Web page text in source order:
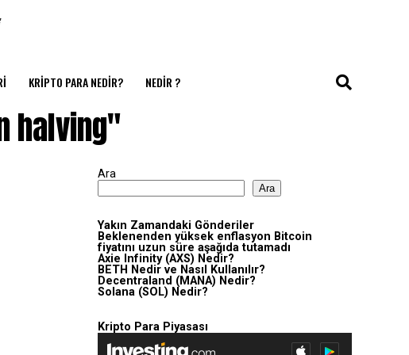
KRIPTO PARA NEDIR? NEDIR ?
halving"
Ara
Ara
Yakın Zamandaki Gönderiler
Beklenenden yüksek enflasyon Bitcoin
fiyatını uzun süre aşağıda tutamadı
Axie Infinity (AXS) Nedir?
BETH Nedir ve Nasıl Kullanılır?
Decentraland (MANA) Nedir?
Solana (SOL) Nedir?
Kripto Para Piyasası